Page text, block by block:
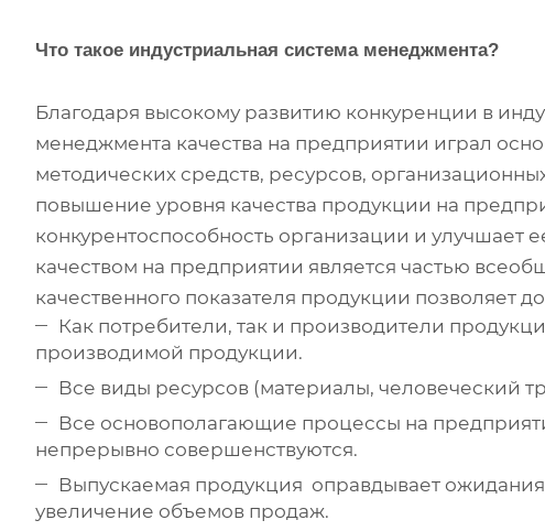
Что такое индустриальная система менеджмента?
Благодаря высокому развитию конкуренции в
менеджмента качества на предприятии играл
методических средств, ресурсов,
повышение уровня качества продукции на
конкурентоспособность организации и
качеством на предприятии является частью
качественного показателя продукции позволяет
Как потребители, так и производители
производимой продукции.
Все виды ресурсов (материалы, человеческий
Все основополагающие процессы на
непрерывно совершенствуются.
Выпускаемая продукция оправдывает
увеличение объемов продаж.